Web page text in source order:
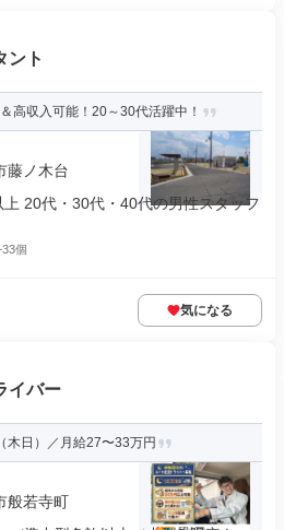
ント
高収入可能！20～30代活躍中！
藤ノ木台
20代・30代・40代の男性スタッフ
個
気になる
イバー
木日）／月給27〜33万円
般若寺町